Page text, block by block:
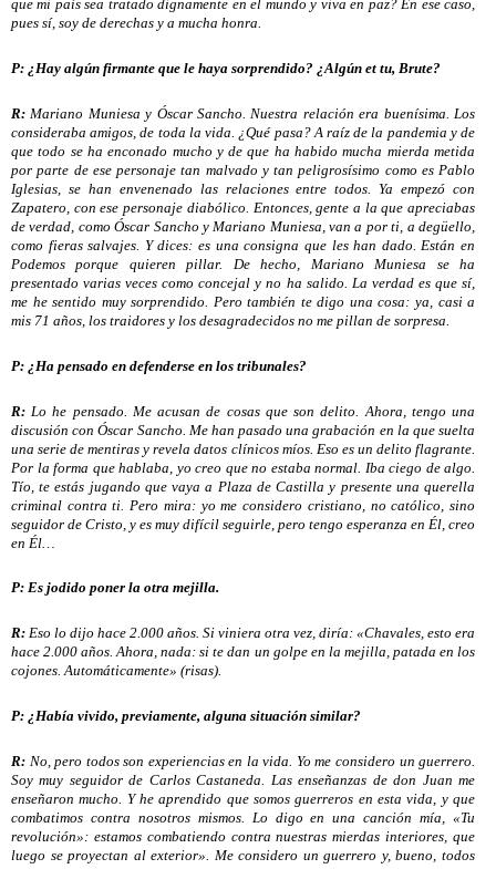
que mi país sea tratado dignamente en el mundo y viva en paz? En ese caso,
pues sí, soy de derechas y a mucha honra.
P: ¿Hay algún firmante que le haya sorprendido? ¿Algún et tu, Brute?
R: Mariano Muniesa y Óscar Sancho. Nuestra relación era buenísima. Los
consideraba amigos, de toda la vida. ¿Qué pasa? A raíz de la pandemia y de
que todo se ha enconado mucho y de que ha habido mucha mierda metida
por parte de ese personaje tan malvado y tan peligrosísimo como es Pablo
Iglesias, se han envenenado las relaciones entre todos. Ya empezó con
Zapatero, con ese personaje diabólico. Entonces, gente a la que apreciabas
de verdad, como Óscar Sancho y Mariano Muniesa, van a por ti, a degüello,
como fieras salvajes. Y dices: es una consigna que les han dado. Están en
Podemos porque quieren pillar. De hecho, Mariano Muniesa se ha
presentado varias veces como concejal y no ha salido. La verdad es que sí,
me he sentido muy sorprendido. Pero también te digo una cosa: ya, casi a
mis 71 años, los traidores y los desagradecidos no me pillan de sorpresa.
P: ¿Ha pensado en defenderse en los tribunales?
R: Lo he pensado. Me acusan de cosas que son delito. Ahora, tengo una
discusión con Óscar Sancho. Me han pasado una grabación en la que suelta
una serie de mentiras y revela datos clínicos míos. Eso es un delito flagrante.
Por la forma que hablaba, yo creo que no estaba normal. Iba ciego de algo.
Tío, te estás jugando que vaya a Plaza de Castilla y presente una querella
criminal contra ti. Pero mira: yo me considero cristiano, no católico, sino
seguidor de Cristo, y es muy difícil seguirle, pero tengo esperanza en Él, creo
en Él…
P: Es jodido poner la otra mejilla.
R: Eso lo dijo hace 2.000 años. Si viniera otra vez, diría: «Chavales, esto era
hace 2.000 años. Ahora, nada: si te dan un golpe en la mejilla, patada en los
cojones. Automáticamente» (risas).
P: ¿Había vivido, previamente, alguna situación similar?
R: No, pero todos son experiencias en la vida. Yo me considero un guerrero.
Soy muy seguidor de Carlos Castaneda. Las enseñanzas de don Juan me
enseñaron mucho. Y he aprendido que somos guerreros en esta vida, y que
combatimos contra nosotros mismos. Lo digo en una canción mía, «Tu
revolución»: estamos combatiendo contra nuestras mierdas interiores, que
luego se proyectan al exterior». Me considero un guerrero y, bueno, todos